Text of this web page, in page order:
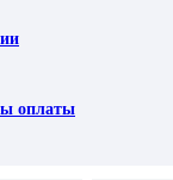
оплаты